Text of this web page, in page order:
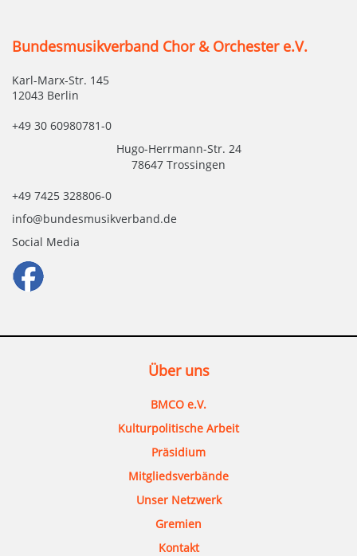
Bundesmusikverband Chor & Orchester e.V.
Karl-Marx-Str. 145
12043 Berlin
+49 30 60980781-0
Hugo-Herrmann-Str. 24
78647 Trossingen
+49 7425 328806-0
info@bundesmusikverband.de
Social Media
Über uns
BMCO e.V.
Kulturpolitische Arbeit
Präsidium
Mitgliedsverbände
Unser Netzwerk
Gremien
Kontakt